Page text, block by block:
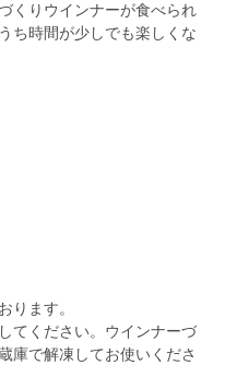
くりウインナーが食べられ
ち時間が少しでも楽しくな
ります。
てください。ウインナーづ
庫で解凍してお使いくださ